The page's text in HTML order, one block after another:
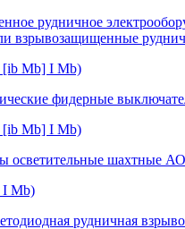
рудничное
взрывозащищенные
Mb] I Mb)
фидерные
Mb] I Mb)
осветительные шахтные
Mb)
рудничная